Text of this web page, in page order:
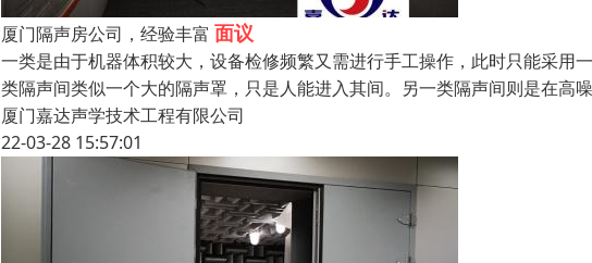
厦门隔声房公司，经验丰富 面议
一类是由于机器体积较大，设备检修频繁又需进行手工操作，此时只能采用
类隔声间类似一个大的隔声罩，只是人能进入其间。另一类隔声间则是在高
厦门嘉达声学技术工程有限公司
22-03-28 15:57:01